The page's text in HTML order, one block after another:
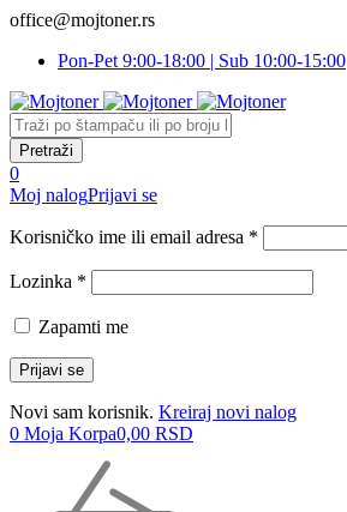
office@mojtoner.rs
Pon-Pet 9:00-18:00 | Sub 10:00-15:00
0
Moj nalogPrijavi se
Korisničko ime ili email adresa *
Lozinka *
Zapamti me
Novi sam korisnik. Kreiraj novi nalog
0 Moja Korpa0,00 RSD